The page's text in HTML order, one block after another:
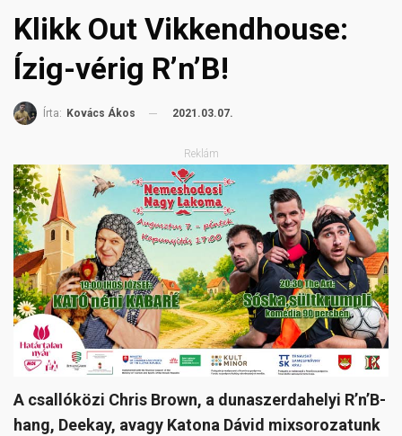
Klikk Out Vikkendhouse:
Ízig-vérig R’n’B!
Írta: Kovács Ákos 2021.03.07.
Reklám
A csallóközi Chris Brown, a dunaszerdahelyi R’n’B-
hang, Deekay, avagy Katona Dávid mixsorozatunk